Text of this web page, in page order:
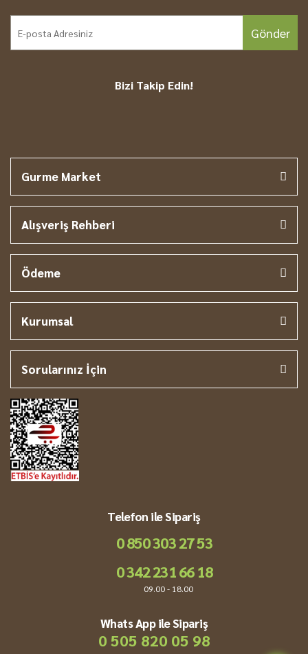
Gönder
Bizi Takip Edin!
Gurme Market
Alışveriş Rehberi
Ödeme
Kurumsal
Sorularınız İçin
Telefon ile Sipariş
0 850 303 27 53
0 342 231 66 18
09.00 - 18.00
Whats App ile Sipariş
0 505 820 05 98